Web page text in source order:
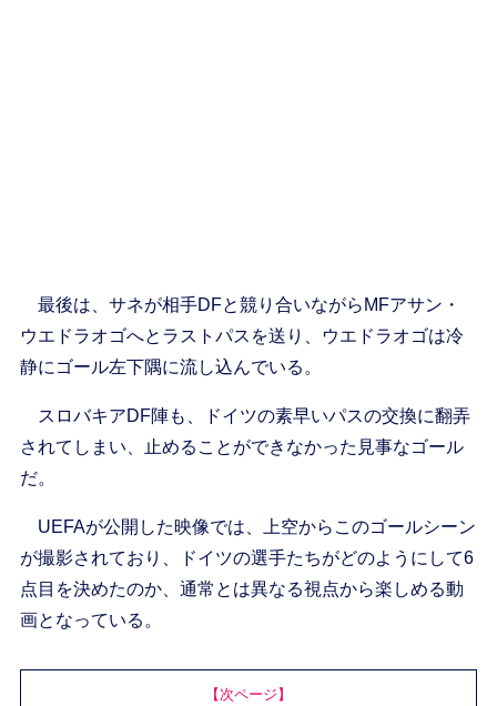
最後は、サネが相手DFと競り合いながらMFアサン・
ウエドラオゴへとラストパスを送り、ウエドラオゴは冷
静にゴール左下隅に流し込んでいる。
スロバキアDF陣も、ドイツの素早いパスの交換に翻弄
されてしまい、止めることができなかった見事なゴール
だ。
UEFAが公開した映像では、上空からこのゴールシーン
が撮影されており、ドイツの選手たちがどのようにして6
点目を決めたのか、通常とは異なる視点から楽しめる動
画となっている。
【次ページ】